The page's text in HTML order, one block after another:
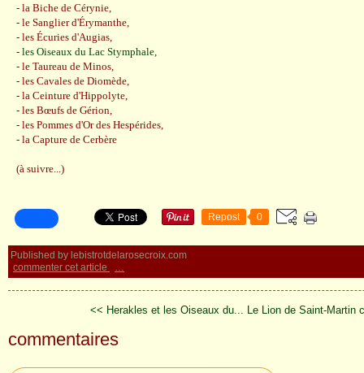
- la Biche de Cérynie,
- le Sanglier d'Érymanthe,
- les Écuries d'Augias,
- les Oiseaux du Lac Stymphale,
- le Taureau de Minos,
- les Cavales de Diomède,
- la Ceinture d'Hippolyte,
- les Bœufs de Gérion,
- les Pommes d'Or des Hespérides,
- la Capture de Cerbère
(à suivre...)
Repost 0
Published by lebistrotdelarosecroix.com
commenter cet article
…
<< Herakles et les Oiseaux du... Le Lion de Saint-Martin
commentaires